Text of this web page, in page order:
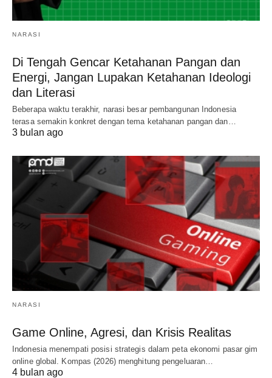
NARASI
Di Tengah Gencar Ketahanan Pangan dan
Energi, Jangan Lupakan Ketahanan Ideologi
dan Literasi
Beberapa waktu terakhir, narasi besar pembangunan Indonesia
terasa semakin konkret dengan tema ketahanan pangan dan…
3 bulan ago
NARASI
Game Online, Agresi, dan Krisis Realitas
Indonesia menempati posisi strategis dalam peta ekonomi pasar gim
online global. Kompas (2026) menghitung pengeluaran…
4 bulan ago